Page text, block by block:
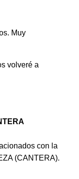
Muy
volveré a
con la
(CANTERA).